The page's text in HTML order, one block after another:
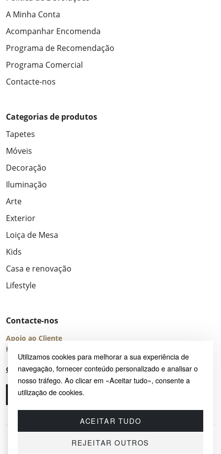
Utilizamos cookies para melhorar a sua experiência de
navegação, fornecer conteúdo personalizado e analisar o
nosso tráfego. Ao clicar em «Aceitar tudo», consente a
utilização de cookies.
ACEITAR TUDO
REJEITAR OUTROS
A Minha Conta
Acompanhar Encomenda
Programa de Recomendação
Programa Comercial
Contacte-nos
Categorias de produtos
Tapetes
Móveis
Decoração
Iluminação
Arte
Exterior
Loiça de Mesa
Kids
Casa e renovação
Lifestyle
Contacte-nos
Apoio ao Cliente
Horário de Atendimento: seg – sex 8:00 – 16:00 (UTC+2)
Centro de Ajuda
Ligue-nos